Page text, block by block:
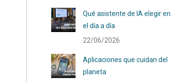
Qué asistente de IA elegir en
el día a día
22/06/2026
Aplicaciones que cuidan del
planeta